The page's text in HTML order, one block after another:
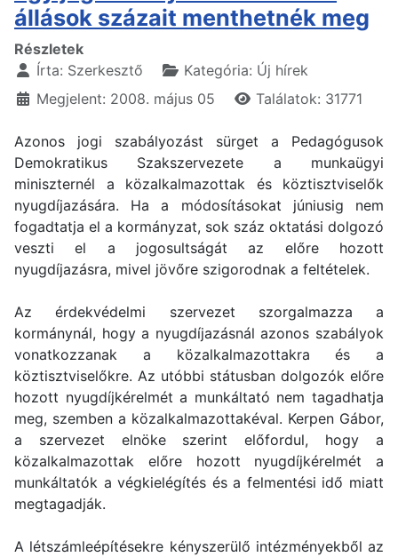
állások százait menthetnék meg
Részletek
Írta: Szerkesztő Kategória: Új hírek
Megjelent: 2008. május 05
Találatok: 31771
Azonos jogi szabályozást sürget a Pedagógusok
Demokratikus Szakszervezete a munkaügyi
miniszternél a közalkalmazottak és köztisztviselők
nyugdíjazására. Ha a módosításokat júniusig nem
fogadtatja el a kormányzat, sok száz oktatási dolgozó
veszti el a jogosultságát az előre hozott
nyugdíjazásra, mivel jövőre szigorodnak a feltételek.
Az érdekvédelmi szervezet szorgalmazza a
kormánynál, hogy a nyugdíjazásnál azonos szabályok
vonatkozzanak a közalkalmazottakra és a
köztisztviselőkre. Az utóbbi státusban dolgozók előre
hozott nyugdíjkérelmét a munkáltató nem tagadhatja
meg, szemben a közalkalmazottakéval. Kerpen Gábor,
a szervezet elnöke szerint előfordul, hogy a
közalkalmazottak előre hozott nyugdíjkérelmét a
munkáltatók a végkielégítés és a felmentési idő miatt
megtagadják.
A létszámleépítésekre kényszerülő intézményekből az